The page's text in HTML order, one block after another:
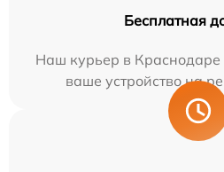
Бесплатная
Наш курьер в Краснодаре
ваше устройство на